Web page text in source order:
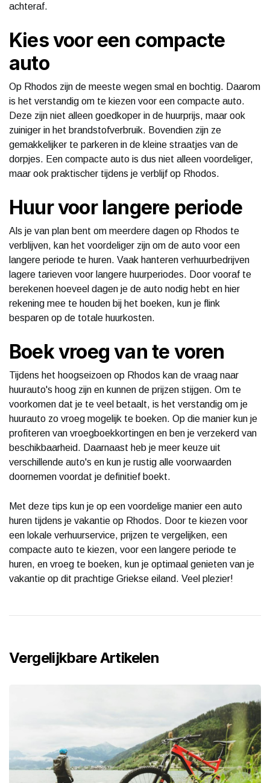
achteraf.
Kies voor een compacte
auto
Op Rhodos zijn de meeste wegen smal en bochtig. Daarom
is het verstandig om te kiezen voor een compacte auto.
Deze zijn niet alleen goedkoper in de huurprijs, maar ook
zuiniger in het brandstofverbruik. Bovendien zijn ze
gemakkelijker te parkeren in de kleine straatjes van de
dorpjes. Een compacte auto is dus niet alleen voordeliger,
maar ook praktischer tijdens je verblijf op Rhodos.
Huur voor langere periode
Als je van plan bent om meerdere dagen op Rhodos te
verblijven, kan het voordeliger zijn om de auto voor een
langere periode te huren. Vaak hanteren verhuurbedrijven
lagere tarieven voor langere huurperiodes. Door vooraf te
berekenen hoeveel dagen je de auto nodig hebt en hier
rekening mee te houden bij het boeken, kun je flink
besparen op de totale huurkosten.
Boek vroeg van te voren
Tijdens het hoogseizoen op Rhodos kan de vraag naar
huurauto's hoog zijn en kunnen de prijzen stijgen. Om te
voorkomen dat je te veel betaalt, is het verstandig om je
huurauto zo vroeg mogelijk te boeken. Op die manier kun je
profiteren van vroegboekkortingen en ben je verzekerd van
beschikbaarheid. Daarnaast heb je meer keuze uit
verschillende auto's en kun je rustig alle voorwaarden
doornemen voordat je definitief boekt.
Met deze tips kun je op een voordelige manier een auto
huren tijdens je vakantie op Rhodos. Door te kiezen voor
een lokale verhuurservice, prijzen te vergelijken, een
compacte auto te kiezen, voor een langere periode te
huren, en vroeg te boeken, kun je optimaal genieten van je
vakantie op dit prachtige Griekse eiland. Veel plezier!
Vergelijkbare Artikelen